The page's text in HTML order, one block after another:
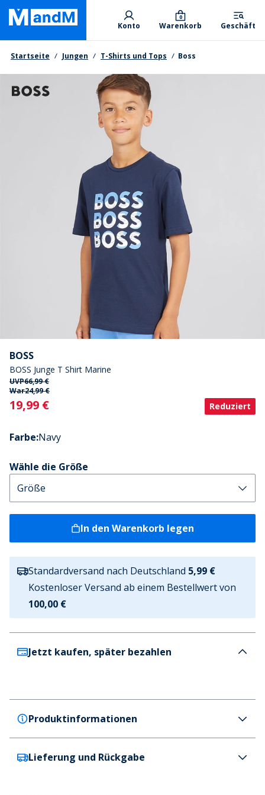
Skip
main
content
Primary departments
Konto Warenkorb
0
Geschäft
Brotkrumen
Startseite Jungen T-Shirts und Tops Boss
BOSS
BOSS Junge T Shirt Marine
UVP66,99 €
War24,99 €
Current
19,99 € Reduziert
Farbe:Navy
Wähle die Größe
In den Warenkorb legen
Standardversand nach Deutschland 5,99 €
Kostenloser Versand ab einem Bestellwert von
100,00 €
Jetzt kaufen, später bezahlen
Produktinformationen
BOSS
Lieferung und Rückgabe